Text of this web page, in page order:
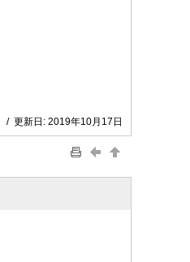
/ 更新日: 2019年10月17日